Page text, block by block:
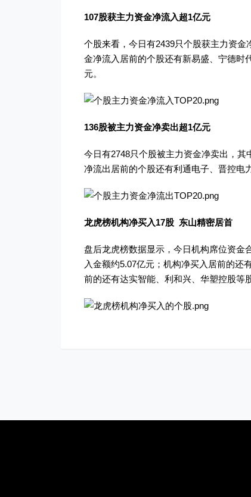
107股获主力资金净流入超1亿元
个股来看，今日有2439只个股获主力资
金净流入居前的个股还有新易盛、宁德时
元。
136股被主力资金净卖出超1亿元
今日有2748只个股被主力资金净卖出，
净流出居前的个股还有利通电子、晋控电
龙虎榜机构净买入17股 东山精密居首
盘后龙虎榜数据显示，今日机构席位资金
入金额约5.07亿元；机构净买入居前的还
前的还有达实智能、利和兴、华塑控股等股